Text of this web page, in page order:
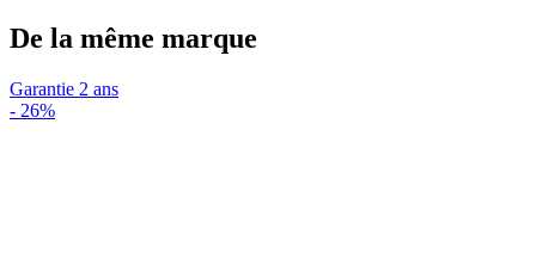
De la même marque
Garantie 2 ans
- 26%